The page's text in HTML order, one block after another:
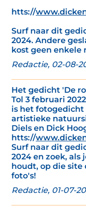
htts://
Surf naar dit
2024. Andere
kost geen enkele
Redactie, 02-08-
Het gedicht 'De
Tol 3 februari
is het fotogedicht
artistieke
Diels en Dick
htts://
Surf naar dit
2024 en zoek,
houdt, op die site
foto's!
Redactie, 01-07-